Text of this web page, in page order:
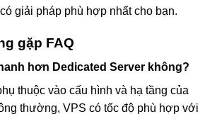
giải pháp phù hợp nhất cho bạn.
gặp FAQ
hơn Dedicated Server không?
thuộc vào cấu hình và hạ tầng của
thường, VPS có tốc độ phù hợp với